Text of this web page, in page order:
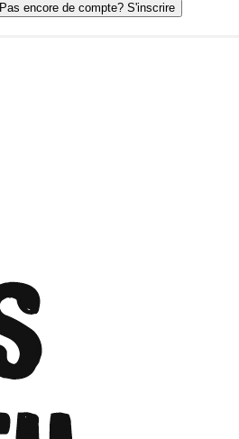
Pas encore de compte? S'inscrire